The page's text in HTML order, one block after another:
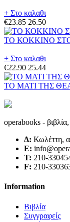
+ Στο καλαθι
€23.85 26.50
ΤΟ ΚΟΚΚΙΝΟ
+ Στο καλαθι
€22.90 25.44
ΤΟ ΜΑΤΙ ΤΗΣ
operabooks - βιβλία,
Δ: Κωλέττη,
E:
Τ: 210-
F: 210-
Information
Βιβλία
Συγγραφείς